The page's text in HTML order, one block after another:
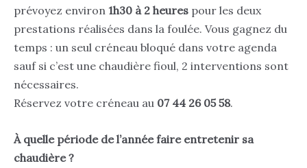
prévoyez environ 1h30 à 2 heures pour les deux
prestations réalisées dans la foulée. Vous gagnez du
temps : un seul créneau bloqué dans votre agenda
sauf si c’est une chaudière fioul, 2 interventions sont
nécessaires.
Réservez votre créneau au 07 44 26 05 58.
À quelle période de l’année faire entretenir sa
chaudière ?